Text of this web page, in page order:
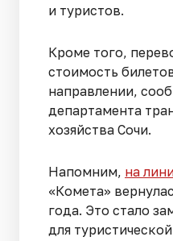
и туристов.
Кроме того,
стоимость
направлении,
департамента
хозяйства Сочи.
Напомним, на
«Комета»
года. Это стало
для